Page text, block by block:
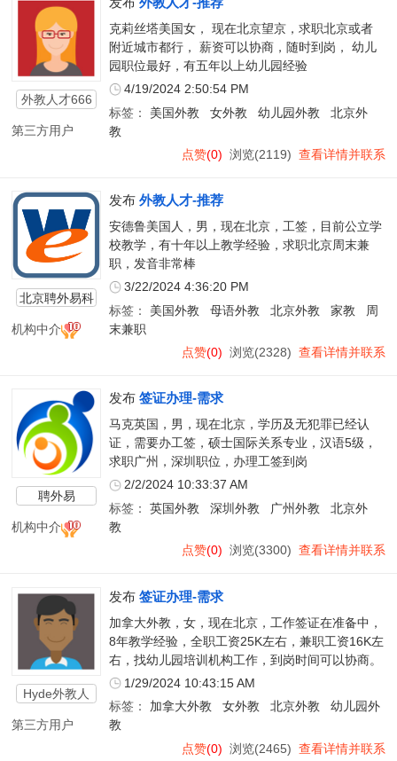
外教人才666
第三方用户
克莉丝塔美国女， 现在北京望京，求职北京或者
附近城市都行， 薪资可以协商，随时到岗， 幼儿
园职位最好，有五年以上幼儿园经验
4/19/2024 2:50:54 PM
标签： 美国外教 女外教 幼儿园外教
北京外
教
点赞(0) 浏览(2119) 查看详情并联系
北京聘外易科
机构中介
发布 外教人才-推荐
安德鲁美国人，男，现在北京，工签，目前公立学
校教学，有十年以上教学经验，求职北京周末兼
职，发音非常棒
3/22/2024 4:36:20 PM
标签： 美国外教 母语外教 北京外教 家教
周
末兼职
点赞(0) 浏览(2328) 查看详情并联系
聘外易
机构中介
发布 签证办理-需求
马克英国，男，现在北京，学历及无犯罪已经认
证，需要办工签，硕士国际关系专业，汉语5级，
求职广州，深圳职位，办理工签到岗
2/2/2024 10:33:37 AM
标签： 英国外教 深圳外教 广州外教
北京外
教
点赞(0) 浏览(3300) 查看详情并联系
Hyde外教人
第三方用户
发布 签证办理-需求
加拿大外教，女，现在北京，工作签证在准备中，
8年教学经验，全职工资25K左右，兼职工资16K左
右，找幼儿园培训机构工作，到岗时间可以协商。
1/29/2024 10:43:15 AM
标签： 加拿大外教 女外教 北京外教
幼儿园外
教
点赞(0) 浏览(2465) 查看详情并联系